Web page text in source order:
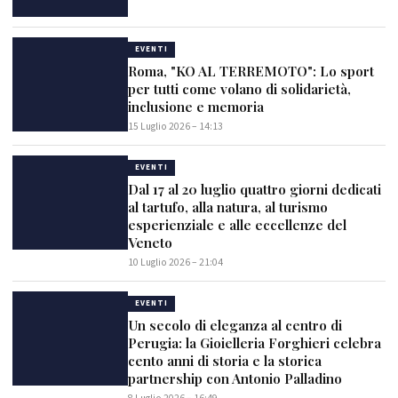
EVENTI
Roma, "KO AL TERREMOTO": Lo sport
per tutti come volano di solidarietà,
inclusione e memoria
15 Luglio 2026 – 14:13
EVENTI
Dal 17 al 20 luglio quattro giorni dedicati
al tartufo, alla natura, al turismo
esperienziale e alle eccellenze del
Veneto
10 Luglio 2026 – 21:04
EVENTI
Un secolo di eleganza al centro di
Perugia: la Gioielleria Forghieri celebra
cento anni di storia e la storica
partnership con Antonio Palladino